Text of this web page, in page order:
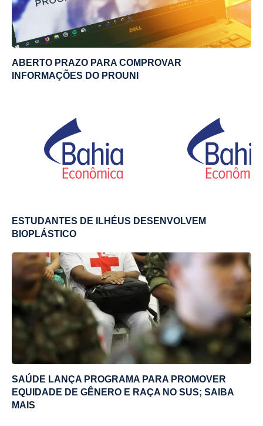
ABERTO PRAZO PARA COMPROVAR
INFORMAÇÕES DO PROUNI
ESTUDANTES DE ILHÉUS DESENVOLVEM
BIOPLÁSTICO
SAÚDE LANÇA PROGRAMA PARA PROMOVER
EQUIDADE DE GÊNERO E RAÇA NO SUS; SAIBA
MAIS